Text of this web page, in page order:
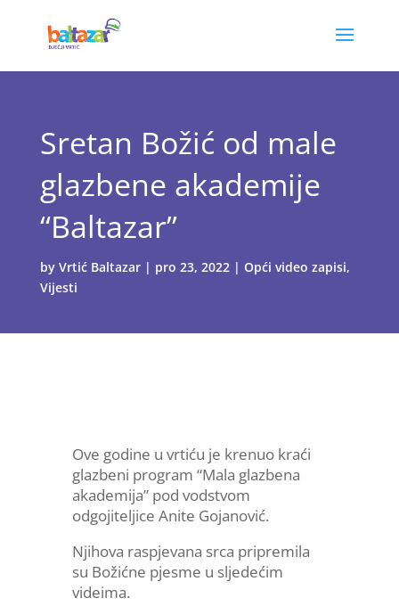
Sretan Božić od male
glazbene akademije
“Baltazar”
by Vrtić Baltazar| pro 23, 2022| Opći video zapisi,
Vijesti
Ove godine u vrtiću je krenuo kraći
glazbeni program “Mala glazbena
akademija” pod vodstvom
odgojiteljice Anite Gojanović.
Njihova raspjevana srca pripremila
su Božićne pjesme u sljedećim
videima.